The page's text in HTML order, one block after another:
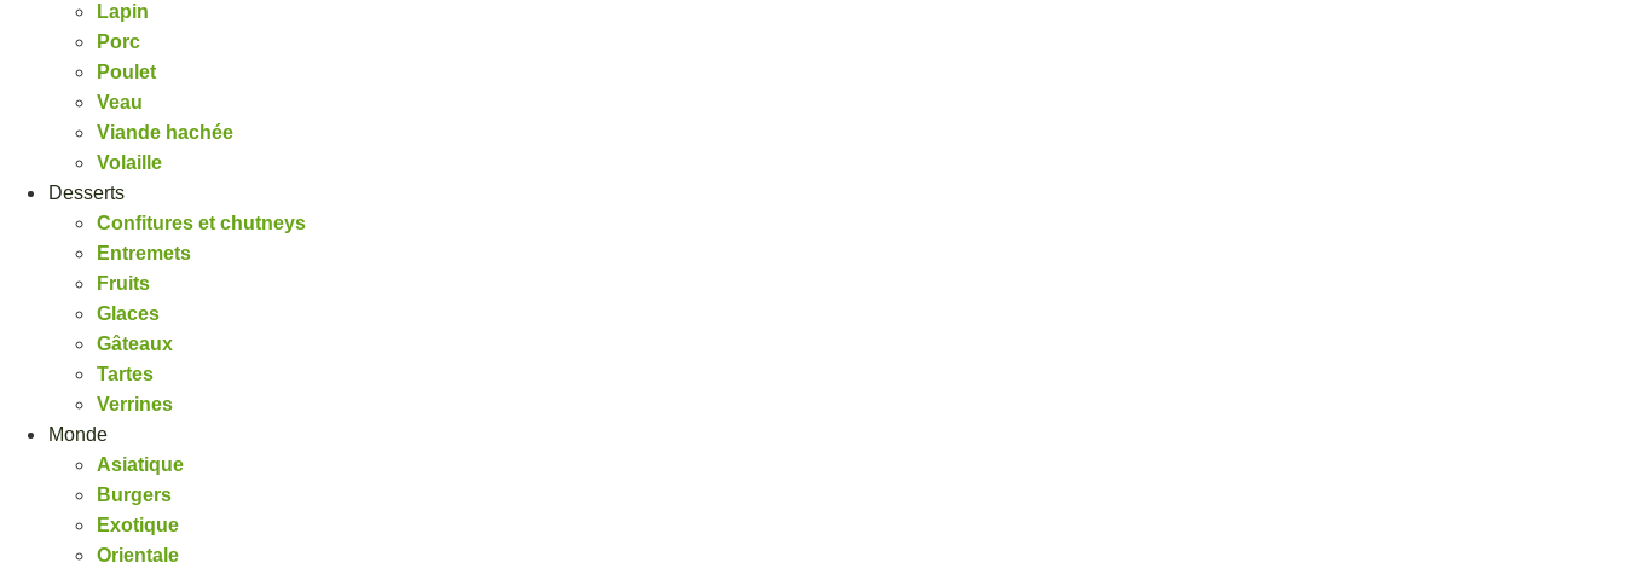
Lapin
Porc
Poulet
Veau
Viande hachée
Volaille
Desserts
Confitures et chutneys
Entremets
Fruits
Glaces
Gâteaux
Tartes
Verrines
Monde
Asiatique
Burgers
Exotique
Orientale